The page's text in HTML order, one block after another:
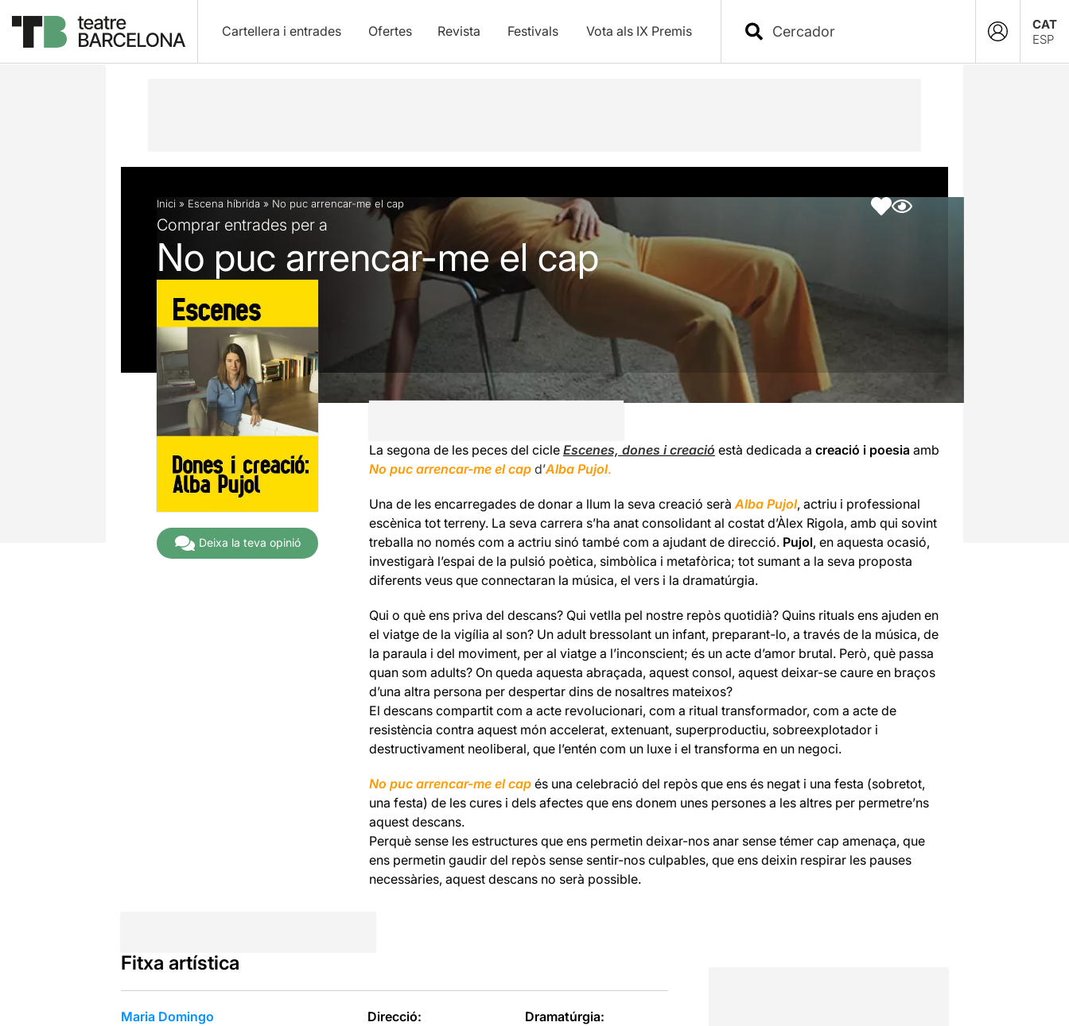
Cartellera i entrades Ofertes Revista Festivals Vota als IX Premis
CAT
ESP
Descripció Fitxa artística Articles
Inici » Escena híbrida » No puc arrencar-me el cap
Comprar entrades per a
No puc arrencar-me el cap
Deixa la teva opinió
La segona de les peces del cicle Escenes, dones i creació està dedicada a creació i poesia amb
No puc arrencar-me el cap d’Alba Pujol.
Una de les encarregades de donar a llum la seva creació serà Alba Pujol, actriu i professional
escènica tot terreny. La seva carrera s’ha anat consolidant al costat d’Àlex Rigola, amb qui sovint
treballa no només com a actriu sinó també com a ajudant de direcció. Pujol, en aquesta ocasió,
investigarà l’espai de la pulsió poètica, simbòlica i metafòrica; tot sumant a la seva proposta
diferents veus que connectaran la música, el vers i la dramatúrgia.
Qui o què ens priva del descans? Qui vetlla pel nostre repòs quotidià? Quins rituals ens ajuden en
el viatge de la vigília al son? Un adult bressolant un infant, preparant-lo, a través de la música, de
la paraula i del moviment, per al viatge a l’inconscient; és un acte d’amor brutal. Però, què passa
quan som adults? On queda aquesta abraçada, aquest consol, aquest deixar-se caure en braços
d’una altra persona per despertar dins de nosaltres mateixos?
El descans compartit com a acte revolucionari, com a ritual transformador, com a acte de
resistència contra aquest món accelerat, extenuant, superproductiu, sobreexplotador i
destructivament neoliberal, que l’entén com un luxe i el transforma en un negoci.
No puc arrencar-me el capés una celebració del repòs que ens és negat i una festa (sobretot,
una festa) de les cures i dels afectes que ens donem unes persones a les altres per permetre’ns
aquest descans.
Perquè sense les estructures que ens permetin deixar-nos anar sense témer cap amenaça, que
ens permetin gaudir del repòs sense sentir-nos culpables, que ens deixin respirar les pauses
necessàries, aquest descans no serà possible.
Fitxa artística
Maria Domingo Direcció:
Dramatúrgia: